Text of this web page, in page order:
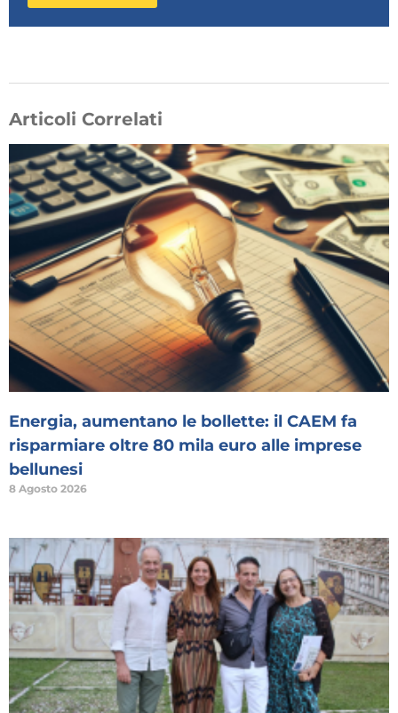
Articoli Correlati
Energia, aumentano le bollette: il CAEM fa
risparmiare oltre 80 mila euro alle imprese
bellunesi
8 Agosto 2026